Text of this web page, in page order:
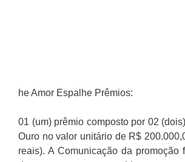
he Amor Espalhe Prêmios:
01 (um) prêmio composto por 02
Ouro no valor unitário de R$
reais). A Comunicação da promoção